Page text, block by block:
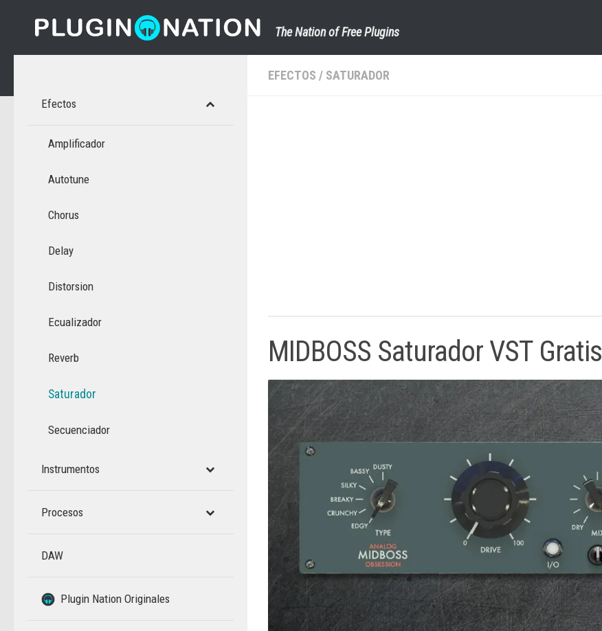
Saltar al contenido
The Nation of Free Plugins
EFECTOS / SATURADOR
MIDBOSS Saturador VST Gratis
Efectos
Amplificador
Autotune
Chorus
Delay
Distorsion
Ecualizador
Reverb
Saturador
Secuenciador
Instrumentos
Procesos
DAW
Plugin Nation Originales
–